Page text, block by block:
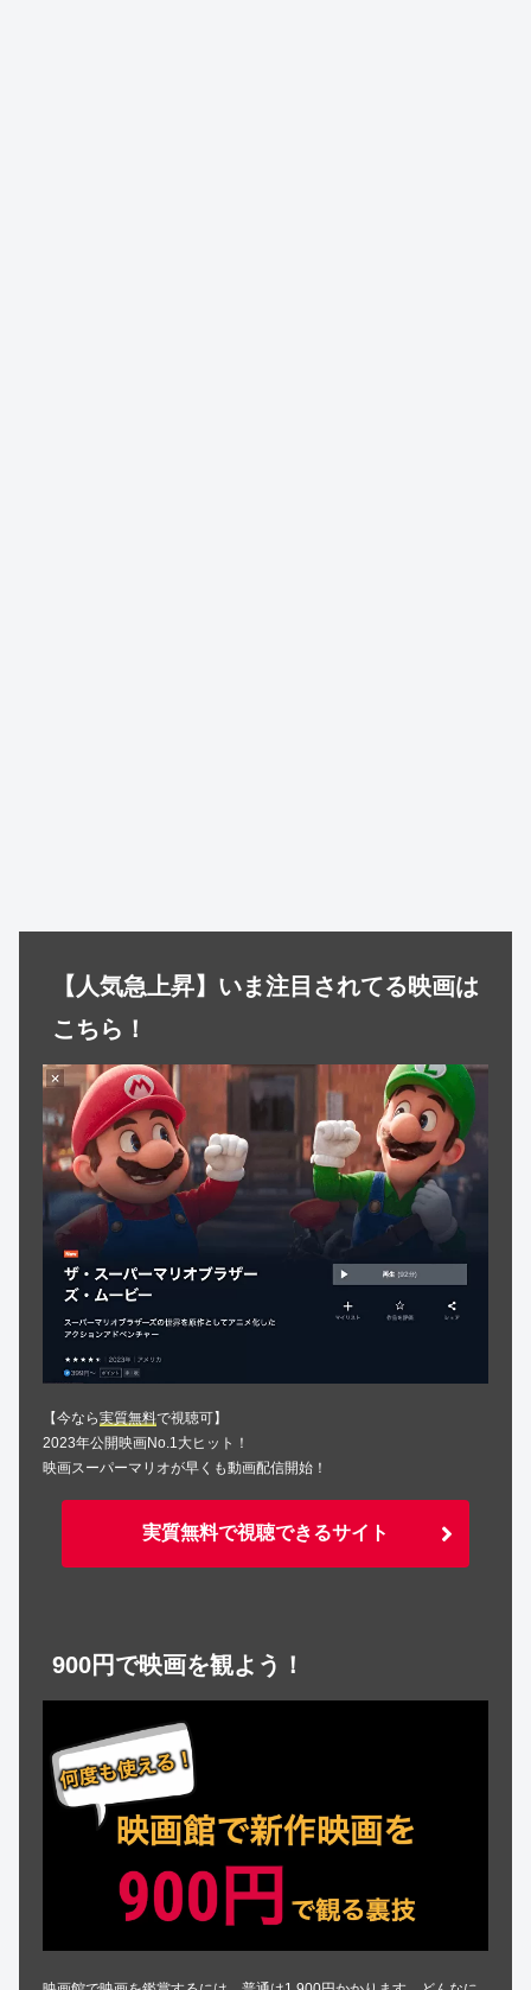
【人気急上昇】いま注目されてる映画は
こちら！
【今なら実質無料で視聴可】
2023年公開映画No.1大ヒット！
映画スーパーマリオが早くも動画配信開始！
実質無料で視聴できるサイト
900円で映画を観よう！